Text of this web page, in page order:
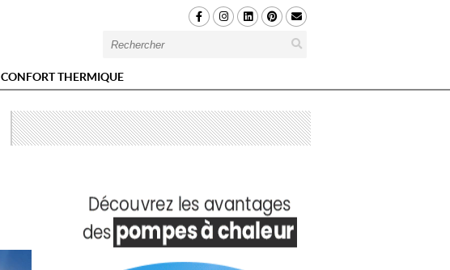
CONFORT THERMIQUE